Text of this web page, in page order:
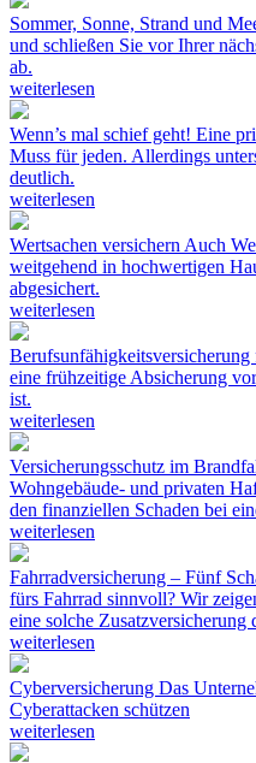
Sommer, Sonne, Strand und
und schließen Sie vor Ihrer
ab.
weiterlesen
Wenn’s mal schief geht! Eine
Muss für jeden. Allerdings
deutlich.
weiterlesen
Wertsachen versichern Auch
weitgehend in hochwertigen
abgesichert.
weiterlesen
eine frühzeitige Absicherung
ist.
weiterlesen
Versicherungsschutz im
Wohngebäude- und privaten
den finanziellen Schaden bei
weiterlesen
Fahrradversicherung – Fünf
fürs Fahrrad sinnvoll? Wir
eine solche Zusatzversicherung
weiterlesen
Cyberversicherung Das
Cyberattacken schützen
weiterlesen